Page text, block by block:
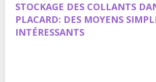
STOCKAGE DES COLLANTS
PLACARD: DES MOYENS
INTÉRESSANTS